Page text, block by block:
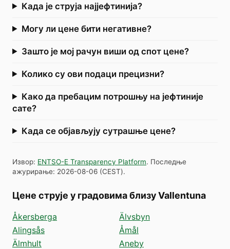
Када је струја најјефтинија?
Могу ли цене бити негативне?
Зашто је мој рачун виши од спот цене?
Колико су ови подаци прецизни?
Како да пребацим потрошњу на јефтиније
сате?
Када се објављују сутрашње цене?
Извор: ENTSO-E Transparency Platform. Последње
ажурирање: 2026-08-06 (CEST).
Цене струје у градовима близу Vallentuna
Åkersberga
Alingsås
Älmhult
Älvsbyn
Åmål
Aneby